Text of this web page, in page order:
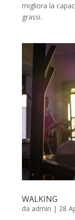
migliora la
grassi.
WALKING
da admin | 28